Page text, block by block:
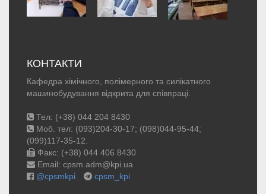
КОНТАКТИ
Кафедра хімічного, полімерного та силікатного
машинобудування відкрита для співпраці.
Тел: (+38) 044 204 8430
Моб. тел: (093)204-30-17; (098)044-95-44;
(099)117-35-12.
Факс: (+38) 044 406 8430
Email: cpsm.adm@kpi.ua
@cpsmkpi
cpsm_kpi